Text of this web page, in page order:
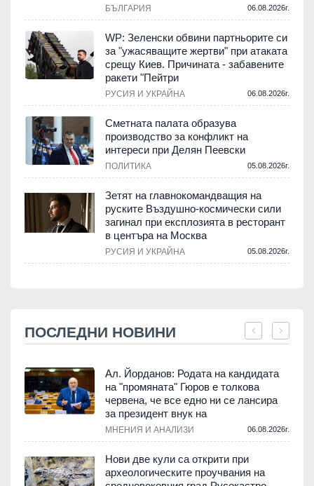
БЪЛГАРИЯ 06.08.2026г.
WP: Зеленски обвини партньорите си
за "ужасяващите жертви" при атаката
срещу Киев. Причината - забавените
ракети "Пейтри
РУСИЯ И УКРАЙНА 06.08.2026г.
Сметната палата образува
производство за конфликт на
интереси при Делян Пеевски
ПОЛИТИКА 05.08.2026г.
Зетят на главнокомандващия на
руските Въздушно-космически сили
загинал при експлозията в ресторант
в центъра на Москва
РУСИЯ И УКРАЙНА 05.08.2026г.
ПОСЛЕДНИ НОВИНИ
Ал. Йорданов: Родата на кандидата
на "промяната" Гюров е толкова
червена, че все едно ни се лансира
за президент внук на
МНЕНИЯ И АНАЛИЗИ 06.08.2026г.
Нови две кули са открити при
археологическите проучвания на